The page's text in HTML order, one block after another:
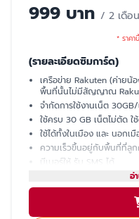
999 บาท / 2 เดือน
* ราค
(รายละเอียดซิมการ์ด)
เครือข่าย Rakuten (ค่าย
พื้นที่นั้นไม่มีสัญญาณ
จำกัดการใช้งานเน็ต
ใช้ครบ 30 GB เน็ตไม่ตัด ใ
ใช้ได้ทั้งในเมือง และ นอกเมื
ความเร็วขึ้นอยู่กับพื้นที่ที่ลู
มีเบอร์ให้ รับ SMS ได้
โทรเข้า-ออก ไม่ได้ ต้องโทร
แชร์ hotspot ไม่ได้
บริการหลังการขายโดย ทีม
อ่